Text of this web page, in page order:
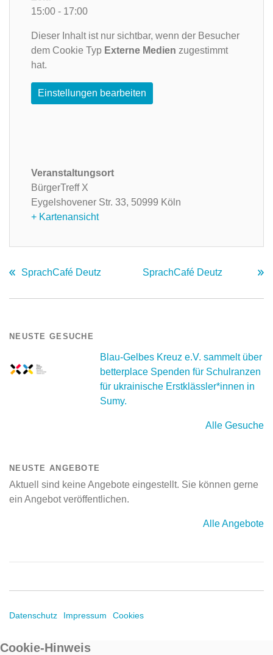
15:00 - 17:00
Dieser Inhalt ist nur sichtbar, wenn der Besucher
dem Cookie Typ Externe Medien zugestimmt
hat.
Einstellungen bearbeiten
Veranstaltungsort
BürgerTreff X
Eygelshovener Str. 33, 50999 Köln
+ Kartenansicht
SprachCafé Deutz SprachCafé Deutz
NEUSTE GESUCHE
Blau-Gelbes Kreuz e.V. sammelt über
betterplace Spenden für Schulranzen
für ukrainische Erstklässler*innen in
Sumy.
Alle Gesuche
NEUSTE ANGEBOTE
Aktuell sind keine Angebote eingestellt. Sie können gerne
ein Angebot veröffentlichen.
Alle Angebote
Datenschutz Impressum Cookies
Cookie-Hinweis